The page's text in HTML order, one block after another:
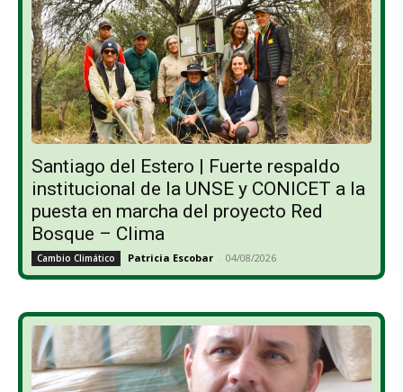
Santiago del Estero | Fuerte respaldo
institucional de la UNSE y CONICET a la
puesta en marcha del proyecto Red
Bosque – Clima
Cambio Climático Patricia Escobar - 04/08/2026